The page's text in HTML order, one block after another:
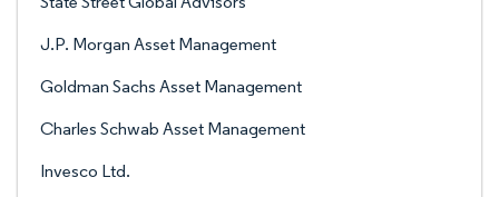
J.P. Morgan Asset Management
Goldman Sachs Asset Management
Charles Schwab Asset Management
Invesco Ltd.